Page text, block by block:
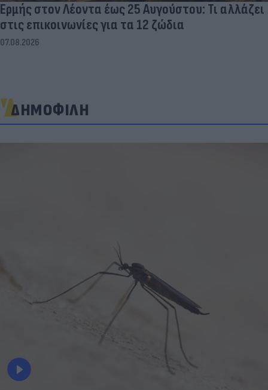
Ερμής στον Λέοντα έως 25 Αυγούστου: Τι αλλάζει
στις επικοινωνίες για τα 12 ζώδια
07.08.2026
ΔΗΜΟΦΙΛΗ